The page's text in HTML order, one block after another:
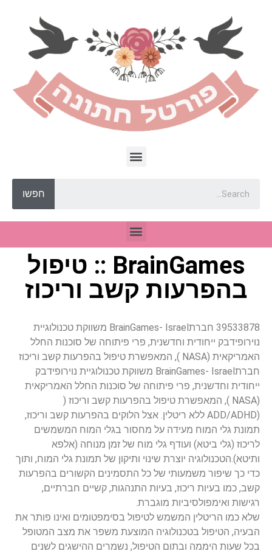
חפשו
BrainGames :: טיפול
בהפרעות קשב וריכוז
39533878 חברתBrainGames- Israel משווקת טכנולוגיית
נוירופידבק ייחודית וחדשנית, פרי פיתוחה של סוכנות החלל
האמריקאית (NASA ), המאפשרת טיפול בהפרעות קשב וריכוז
חברתBrainGames- Israel משווקת טכנולוגיית נוירופידבק
ייחודית וחדשנית, פרי פיתוחה של סוכנות החלל האמריקאית
(NASA ), המאפשרת טיפול בהפרעות קשב וריכוז (
(ADD/ADHD ללא ריטלין. אצל הלוקים בהפרעות קשב וריכוז,
תמונת גלי המוח מעידה על מחסור בגלי המוח המשמשים
לריכוז (גלי ביטא) ועודף גלי מוח של זמן מנוחה (אלפא
ותיטא).הטכנולוגיה יוצרת שינוי ותיקון של תמונת גלי המוח, ותוך
כדי כך שיפור משמעותי של כל התסמינים הקשורים בהפרעות
קשב, כמו בעיות ריכוז, בעיות התנהגות, קשיים חברתיים,
רגישות ואימפולסיביות מוגברת.
שלא כמו הריטלין המשמש לטיפול בסימפטומים ואינו פותר את
הבעיה, הטיפול בטכנולוגיה המוצעת משפר את מצב המטופל
בכל שעות היממה ובתום הטיפול, נשמרים ההישגים לשנים